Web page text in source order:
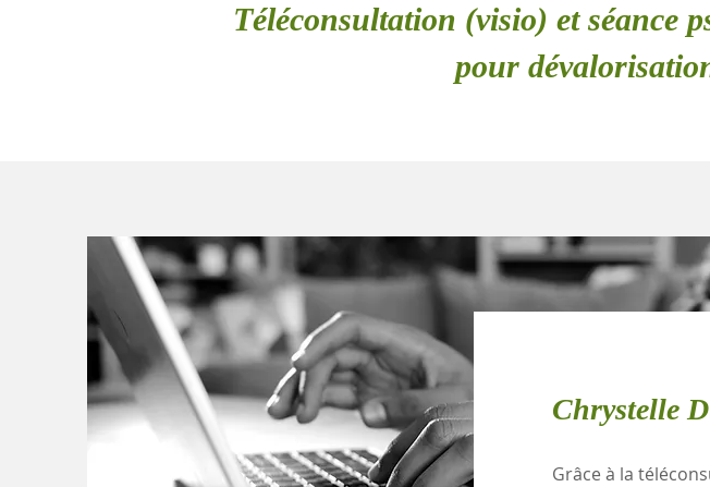
Téléconsultation (visio) et séance
pour
Chrystelle
Grâce à la